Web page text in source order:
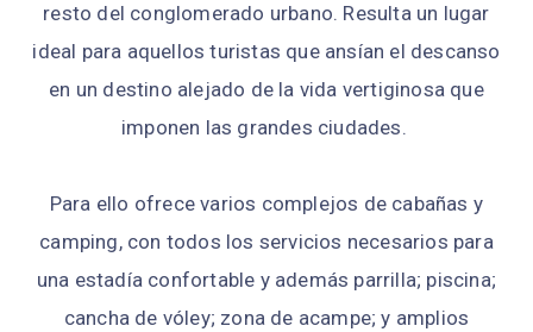
resto del conglomerado urbano. Resulta un lugar
ideal para aquellos turistas que ansían el descanso
en un destino alejado de la vida vertiginosa que
imponen las grandes ciudades.
Para ello ofrece varios complejos de cabañas y
camping, con todos los servicios necesarios para
una estadía confortable y además parrilla; piscina;
cancha de vóley; zona de acampe; y amplios